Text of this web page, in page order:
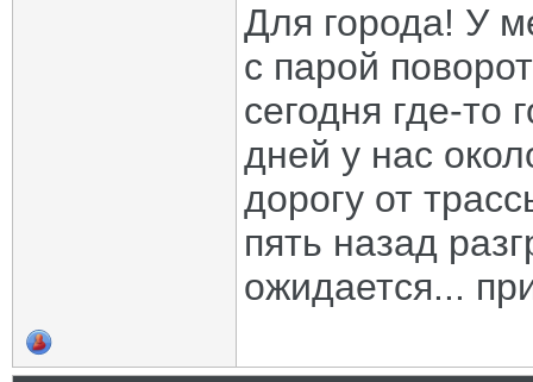
Для города! У
с парой
сегодня где-то
дней у нас
дорогу от
пять назад
ожидается...